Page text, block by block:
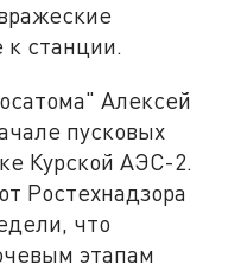
к станции.
Алексей
пусковых
Курской АЭС-2.
Ростехнадзора
что
этапам